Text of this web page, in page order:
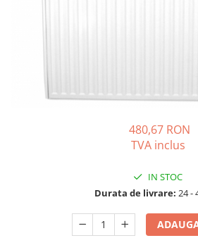
Sisteme de degivrare
Incalzitoare pe motorina / gaz
Vase de expansiune termice
480,67 RON
TVA inclus
IN STOC
Durata de livrare: 24 -